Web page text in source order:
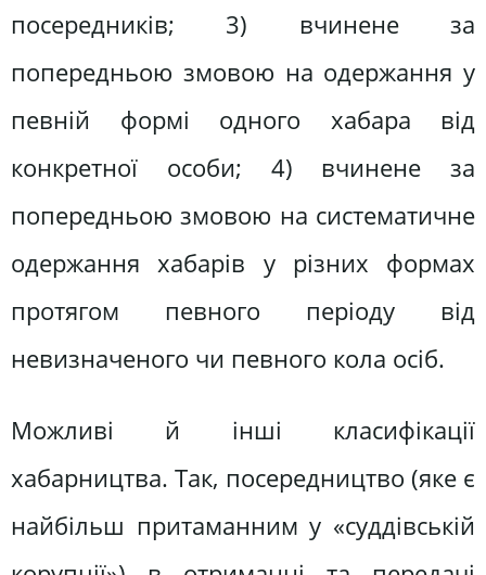
посередників; 3) вчинене за
попередньою змовою на одержання у
певній формі одного хабара від
конкретної особи; 4) вчинене за
попередньою змовою на систематичне
одержання хабарів у різних формах
протягом певного періоду від
невизначеного чи певного кола осіб.
Можливі й інші класифікації
хабарництва. Так, посередництво (яке є
найбільш притаманним у «суддівській